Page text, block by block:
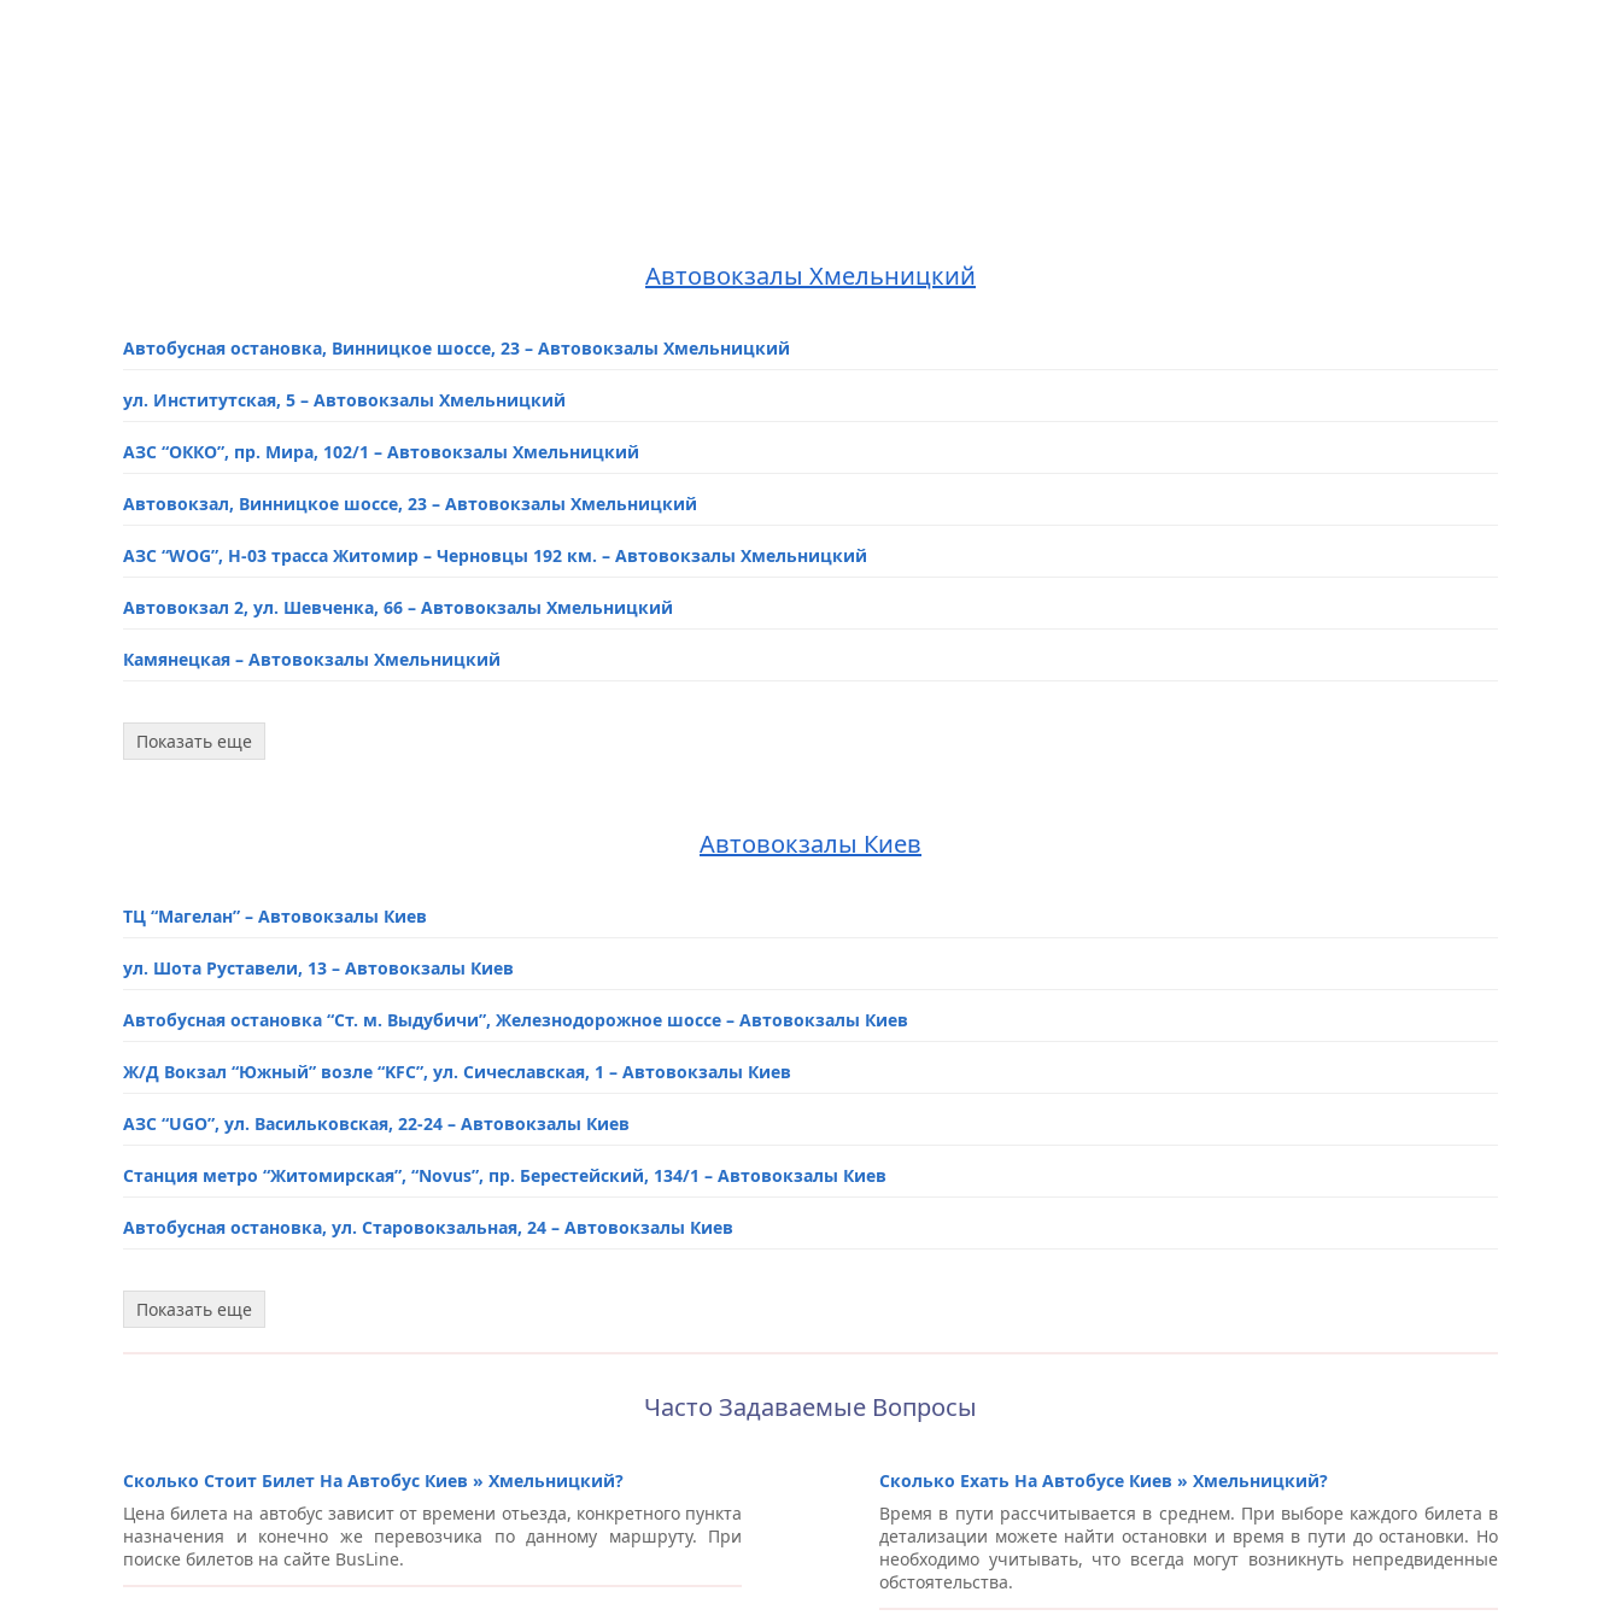
Автовокзалы Хмельницкий
Автобусная остановка, Винницкое шоссе, 23 – Автовокзалы Хмельницкий
ул. Институтская, 5 – Автовокзалы Хмельницкий
АЗС “ОККО”, пр. Мира, 102/1 – Автовокзалы Хмельницкий
Автовокзал, Винницкое шоссе, 23 – Автовокзалы Хмельницкий
АЗС “WOG”, Н-03 трасса Житомир – Черновцы 192 км. – Автовокзалы Хмельницкий
Автовокзал 2, ул. Шевченка, 66 – Автовокзалы Хмельницкий
Камянецкая – Автовокзалы Хмельницкий
АЗС “WOG”, Винницкое шоссе, 2/2 – Автовокзалы Хмельницкий
Автовокзал 4, Львовское шоссе, 25/1 – Автовокзалы Хмельницкий
Автовокзал-5, пер. Каменецкий, 5 – Автовокзалы Хмельницкий
Кафе “Клен”, 251-км М-12 (выезд с города) – Автовокзалы Хмельницкий
АЗС “Укрнафта”, с. Копистин – Автовокзалы Хмельницкий
McDonalds, пр-т Миру, 99/2А – Автовокзалы Хмельницкий
Автобусная остановка “Минимаркет Сокол”, пр. Мира – Автовокзалы Хмельницкий
Показать еще
Автовокзалы Киев
ТЦ “Магелан” – Автовокзалы Киев
ул. Шота Руставели, 13 – Автовокзалы Киев
Автобусная остановка “Ст. м. Выдубичи”, Железнодорожное шоссе – Автовокзалы Киев
Ж/Д Вокзал “Южный” возле “KFC”, ул. Сичеславская, 1 – Автовокзалы Киев
АЗС “UGO”, ул. Васильковская, 22-24 – Автовокзалы Киев
Станция метро “Житомирская”, “Novus”, пр. Берестейский, 134/1 – Автовокзалы Киев
Автобусная остановка, ул. Старовокзальная, 24 – Автовокзалы Киев
Станция метро “Осокорки”, пр-т Николая Бажана – Автовокзалы Киев
Автобусная остановка, Троещина, пр-т Маяковского, 43/2 – Автовокзалы Киев
Станция метро “Вырлица”, пр-т Николая Бажана – Автовокзалы Киев
Показать еще
Часто Задаваемые Вопросы
Сколько Стоит Билет На Автобус Киев » Хмельницкий?
Цена билета на автобус зависит от времени отьезда, конкретного пункта
назначения и конечно же перевозчика по данному маршруту. При
поиске билетов на сайте BusLine.
Сколько Ехать На Автобусе Киев » Хмельницкий?
Время в пути рассчитывается в среднем. При выборе каждого билета в
детализации можете найти остановки и время в пути до остановки. Но
необходимо учитывать, что всегда могут возникнуть непредвиденные
обстоятельства.